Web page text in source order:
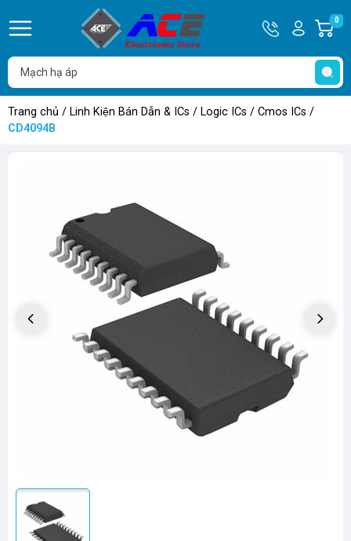
Hotline
0932
762514
Tài
khoản
Hello,
Khách
0
Trang chủ / Linh Kiện Bán Dẫn & ICs / Logic ICs / Cmos ICs /
CD4094B